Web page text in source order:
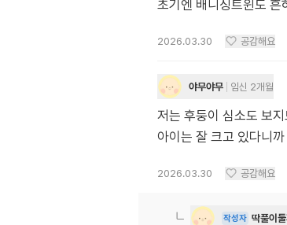
초기엔 배니싱트윈도 흔
2026.03.30 공감해요
야무야무 임신 2개월
저는 후둥이 심소도 보
아이는 잘 크고 있다니
2026.03.30 공감해요
작성자 딱풀이